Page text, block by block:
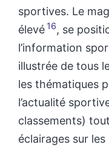
sportives. Le
élevé 16, se
l’information
illustrée de tous
les thématiques
l’actualité
classements)
éclairages sur